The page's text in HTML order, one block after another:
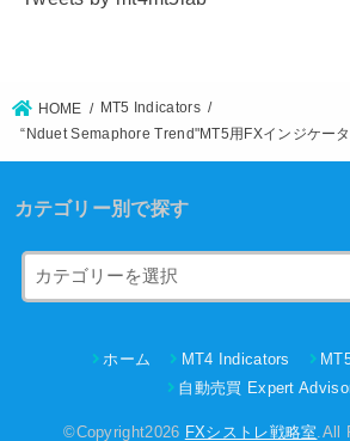
HOME
MT5 Indicators
“Nduet Semaphore Trend"MT5用FXインジケー
カテゴリー別で探す
ホーム MT4 Indicators
自動売買 Expert
©Copyright2026 FXシストレ戦略室.All